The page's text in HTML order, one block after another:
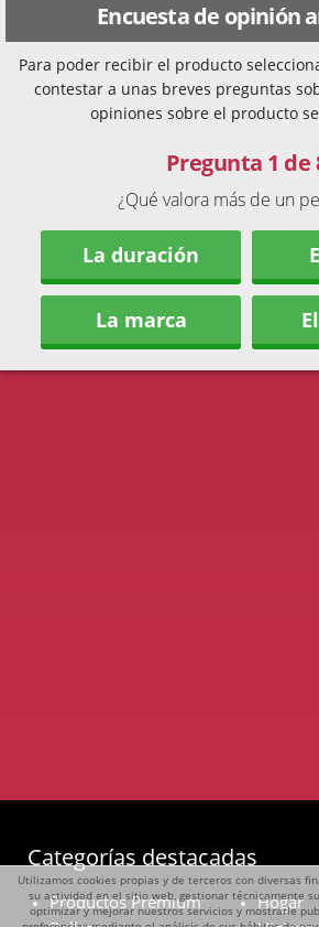
Encuesta de opinión
Para poder recibir el producto
contestar a unas breves preguntas
opiniones sobre el producto
Pregunta 1 de
¿Qué valora más de un
La duración
La marca
Categorías destacadas
Productos Premium
Hogar
Utilizamos cookies propias y de terceros con diversas
su actividad en el sitio web, gestionar técnicamente
optimizar y mejorar nuestros servicios y mostrarle